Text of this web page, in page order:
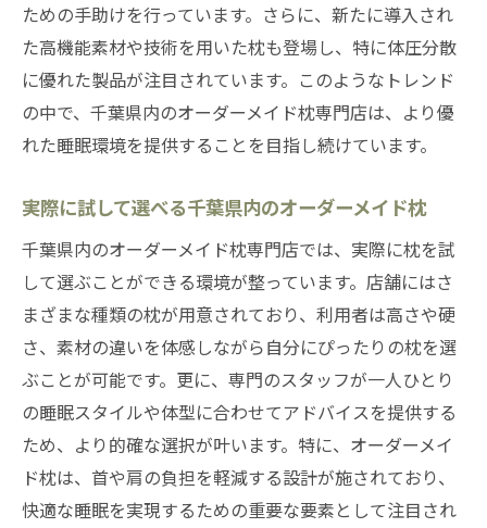
ための手助けを行っています。さらに、新たに導入され
た高機能素材や技術を用いた枕も登場し、特に体圧分散
に優れた製品が注目されています。このようなトレンド
の中で、千葉県内のオーダーメイド枕専門店は、より優
れた睡眠環境を提供することを目指し続けています。
実際に試して選べる千葉県内のオーダーメイド枕
千葉県内のオーダーメイド枕専門店では、実際に枕を試
して選ぶことができる環境が整っています。店舗にはさ
まざまな種類の枕が用意されており、利用者は高さや硬
さ、素材の違いを体感しながら自分にぴったりの枕を選
ぶことが可能です。更に、専門のスタッフが一人ひとり
の睡眠スタイルや体型に合わせてアドバイスを提供する
ため、より的確な選択が叶います。特に、オーダーメイ
ド枕は、首や肩の負担を軽減する設計が施されており、
快適な睡眠を実現するための重要な要素として注目され